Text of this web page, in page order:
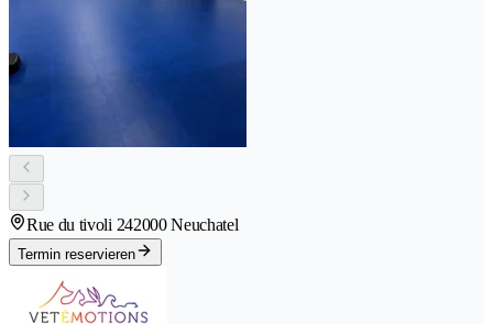
Rue du tivoli 242000 Neuchatel
Termin reservieren